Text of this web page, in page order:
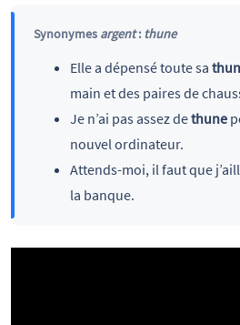
Synonymes argent: thune
Elle a dépensé toute sa
main et des paires de
Je n’ai pas assez dethune
nouvel ordinateur.
Attends-moi, il faut que
la banque.